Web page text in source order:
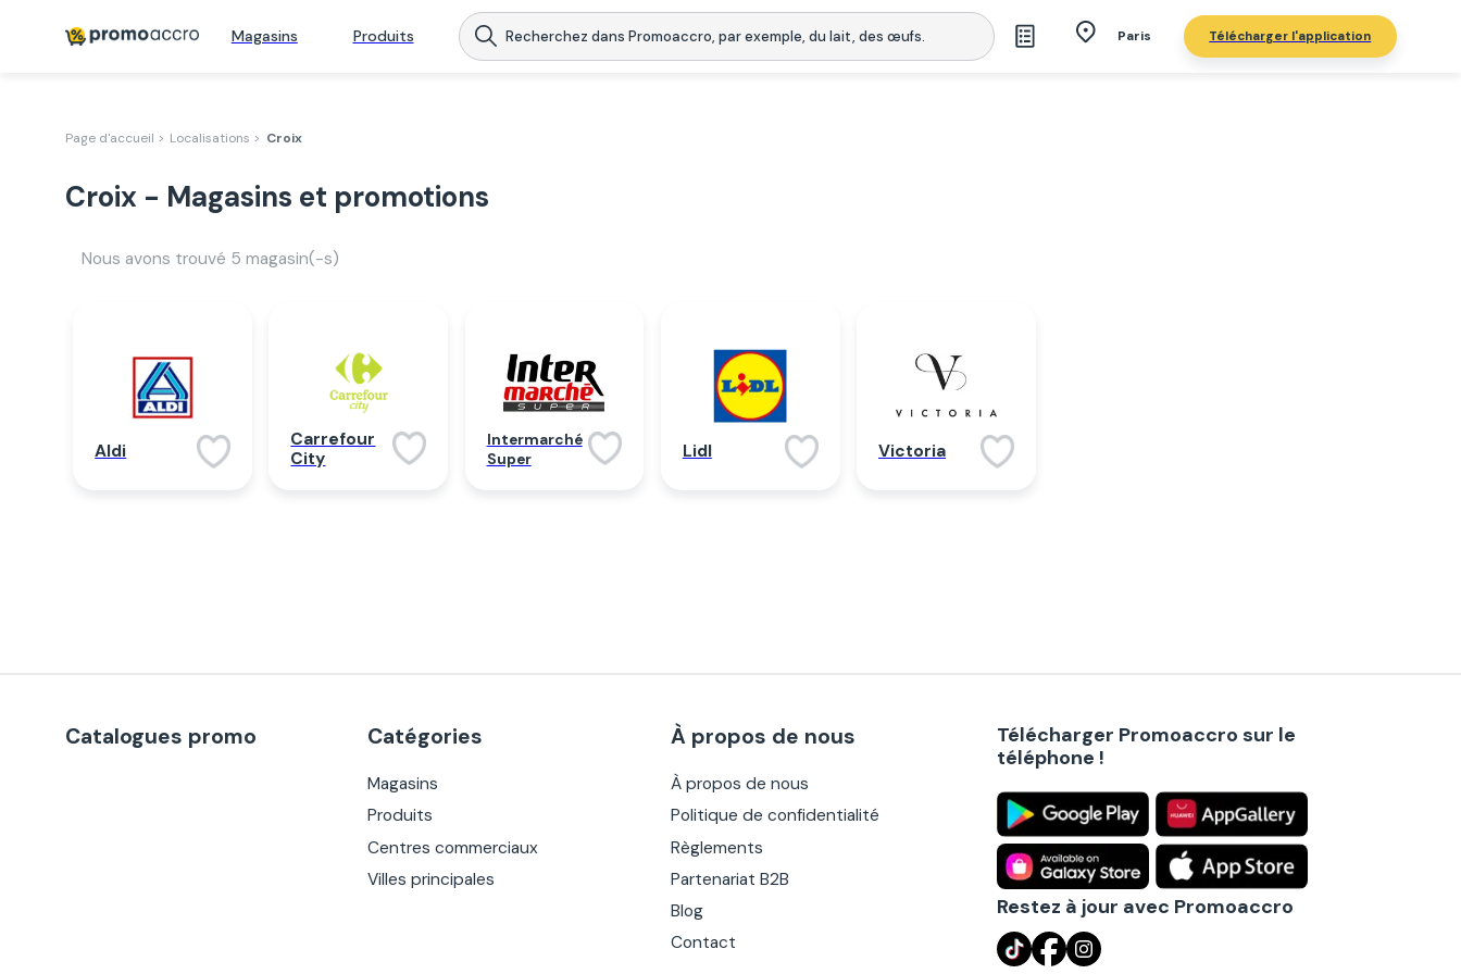
Magasins Produits Paris Télécharger l'application
Page d'accueil > Localisations > Croix
Croix - Magasins et promotions
Nous avons trouvé 5 magasin(-s)
Aldi
Carrefour
City
Intermarché
Super
Lidl Victoria
Catalogues promo Catégories
Magasins
Produits
Centres commerciaux
Villes principales
À propos de nous
À propos de nous
Politique de confidentialité
Règlements
Partenariat B2B
Blog
Contact
Télécharger Promoaccro sur le
téléphone !
Restez à jour avec Promoaccro